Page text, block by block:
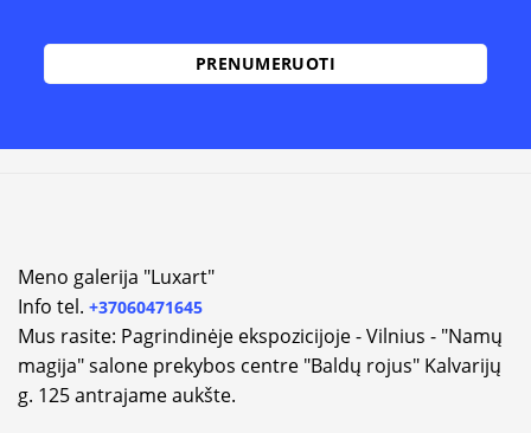
Meno galerija "Luxart"
Info tel. +37060471645
Mus rasite: Pagrindinėje ekspozicijoje - Vilnius - "Namų
magija" salone prekybos centre "Baldų rojus" Kalvarijų
g. 125 antrajame aukšte.